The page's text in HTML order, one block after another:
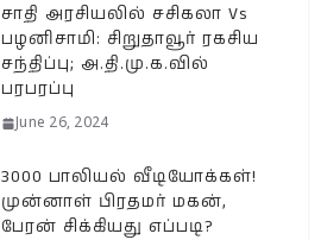
சாதி அரசியலில் சசிகலா Vs
பழனிசாமி: சிறுதாவூர் ரகசிய
சந்திப்பு; அ.தி.மு.க.வில்
பரபரப்பு
June 26, 2024
3000 பாலியல் வீடியோக்கள்!
முன்னாள் பிரதமர் மகன்,
பேரன் சிக்கியது எப்படி?